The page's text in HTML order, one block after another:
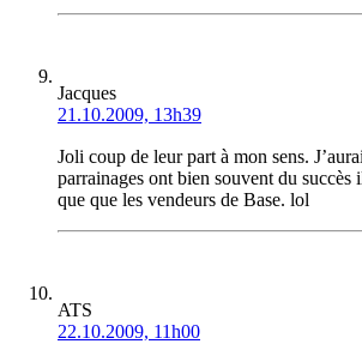
Jacques
21.10.2009, 13h39
Joli coup de leur part à mon sens.
parrainages ont bien souvent du
que que les vendeurs de Base. lol
ATS
22.10.2009, 11h00